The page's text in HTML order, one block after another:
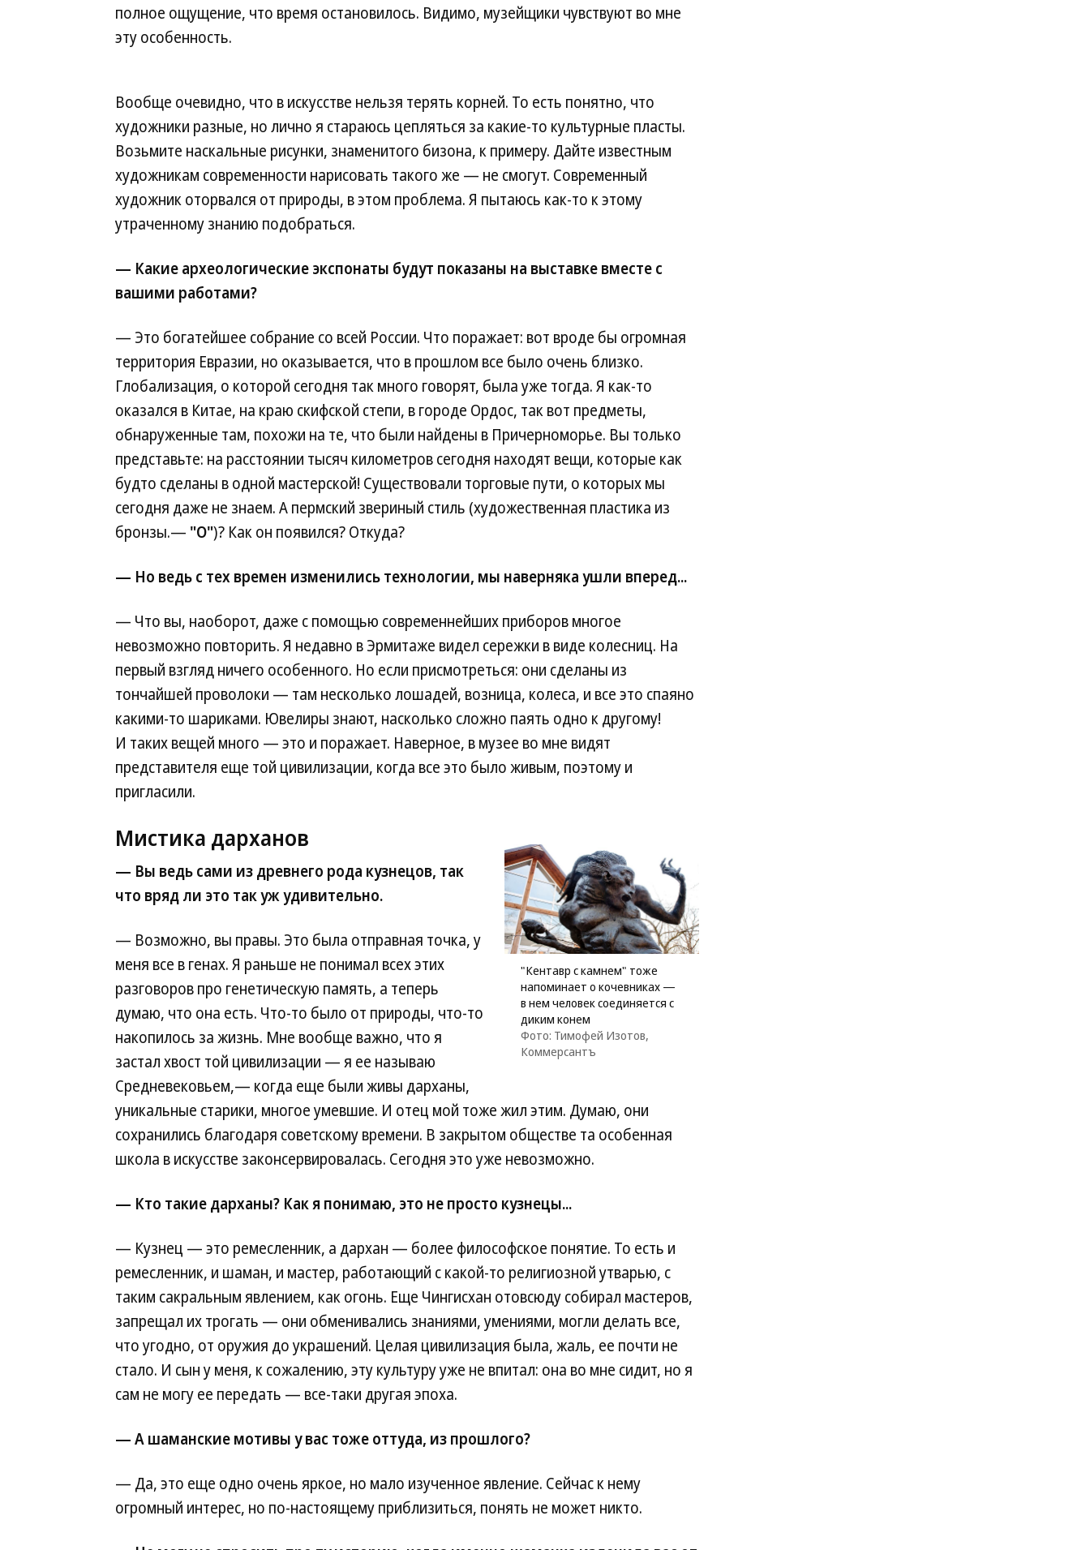
полное ощущение, что время остановилось. Видимо, музейщики чувствуют во мне
эту особенность.
Вообще очевидно, что в искусстве нельзя терять корней. То есть понятно, что
художники разные, но лично я стараюсь цепляться за какие-то культурные пласты.
Возьмите наскальные рисунки, знаменитого бизона, к примеру. Дайте известным
художникам современности нарисовать такого же — не смогут. Современный
художник оторвался от природы, в этом проблема. Я пытаюсь как-то к этому
утраченному знанию подобраться.
— Какие археологические экспонаты будут показаны на выставке вместе с
вашими работами?
— Это богатейшее собрание со всей России. Что поражает: вот вроде бы огромная
территория Евразии, но оказывается, что в прошлом все было очень близко.
Глобализация, о которой сегодня так много говорят, была уже тогда. Я как-то
оказался в Китае, на краю скифской степи, в городе Ордос, так вот предметы,
обнаруженные там, похожи на те, что были найдены в Причерноморье. Вы только
представьте: на расстоянии тысяч километров сегодня находят вещи, которые как
будто сделаны в одной мастерской! Существовали торговые пути, о которых мы
сегодня даже не знаем. А пермский звериный стиль (художественная пластика из
бронзы.— "О")? Как он появился? Откуда?
— Но ведь с тех времен изменились технологии, мы наверняка ушли вперед...
— Что вы, наоборот, даже с помощью современнейших приборов многое
невозможно повторить. Я недавно в Эрмитаже видел сережки в виде колесниц. На
первый взгляд ничего особенного. Но если присмотреться: они сделаны из
тончайшей проволоки — там несколько лошадей, возница, колеса, и все это спаяно
какими-то шариками. Ювелиры знают, насколько сложно паять одно к другому!
И таких вещей много — это и поражает. Наверное, в музее во мне видят
представителя еще той цивилизации, когда все это было живым, поэтому и
пригласили.
"Кентавр с камнем" тоже
напоминает о кочевниках —
в нем человек соединяется с
диким конем
Фото: Тимофей Изотов,
Коммерсантъ
Мистика дарханов
— Вы ведь сами из древнего рода кузнецов, так
что вряд ли это так уж удивительно.
— Возможно, вы правы. Это была отправная точка, у
меня все в генах. Я раньше не понимал всех этих
разговоров про генетическую память, а теперь
думаю, что она есть. Что-то было от природы, что-то
накопилось за жизнь. Мне вообще важно, что я
застал хвост той цивилизации — я ее называю
Средневековьем,— когда еще были живы дарханы,
уникальные старики, многое умевшие. И отец мой тоже жил этим. Думаю, они
сохранились благодаря советскому времени. В закрытом обществе та особенная
школа в искусстве законсервировалась. Сегодня это уже невозможно.
— Кто такие дарханы? Как я понимаю, это не просто кузнецы...
— Кузнец — это ремесленник, а дархан — более философское понятие. То есть и
ремесленник, и шаман, и мастер, работающий с какой-то религиозной утварью, с
таким сакральным явлением, как огонь. Еще Чингисхан отовсюду собирал мастеров,
запрещал их трогать — они обменивались знаниями, умениями, могли делать все,
что угодно, от оружия до украшений. Целая цивилизация была, жаль, ее почти не
стало. И сын у меня, к сожалению, эту культуру уже не впитал: она во мне сидит, но я
сам не могу ее передать — все-таки другая эпоха.
— А шаманские мотивы у вас тоже оттуда, из прошлого?
— Да, это еще одно очень яркое, но мало изученное явление. Сейчас к нему
огромный интерес, но по-настоящему приблизиться, понять не может никто.